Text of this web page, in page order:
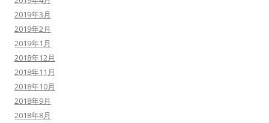
2019年3月
2019年2月
2019年1月
2018年12月
2018年11月
2018年10月
2018年9月
2018年8月